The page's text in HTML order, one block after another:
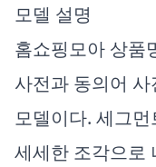
모델 설명
홈쇼핑모아 상품
사전과 동의어
모델이다. 세그
세세한 조각으로